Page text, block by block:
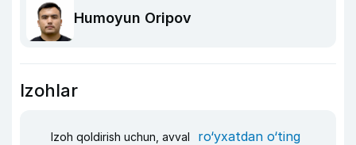
Humoyun Oripov
Izohlar
Izoh qoldirish uchun, avval ro‘yxatdan o‘ting